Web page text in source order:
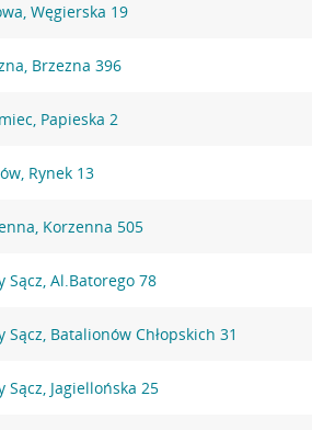
Węgierska 19
Brzezna 396
Papieska 2
Rynek 13
Korzenna 505
Sącz, Al.Batorego 78
Sącz, Batalionów Chłopskich 31
Sącz, Jagiellońska 25